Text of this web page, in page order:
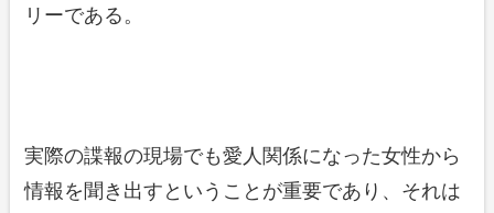
リーである。
実際の諜報の現場でも愛人関係になった女性から
情報を聞き出すということが重要であり、それは